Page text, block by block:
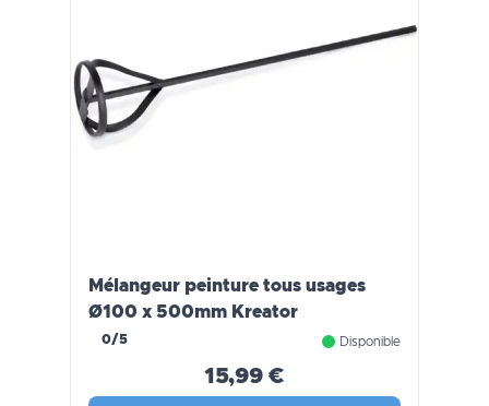
Mélangeur peinture tous usages
Ø100 x 500mm Kreator
0/5 Disponible
15,99 €